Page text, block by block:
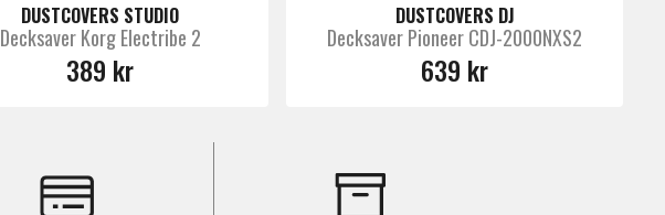
DUSTCOVERS STUDIO
Decksaver Korg Electribe 2
389 kr
DUSTCOVERS DJ
Decksaver Pioneer CDJ-2000NXS2
639 kr